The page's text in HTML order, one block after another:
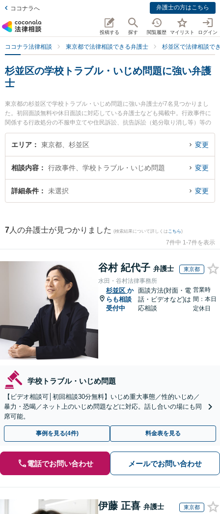
ココナラへ 弁護士の方はこちら
投稿する 探す 閲覧履歴 マイリスト ログイン
ココナラ法律相談 東京都で法律相談できる弁護士 杉並区で法律相談で
杉並区の学校トラブル・いじめ問題に強い弁護
士
東京都の杉並区で学校トラブル・いじめ問題に強い弁護士が7名見つかりまし
た。初回面談無料や休日面談に対応している弁護士なども掲載中。行政事件に
関係する行政処分の不服申立てや住民訴訟、抗告訴訟（処分取り消し等）等の
細かな分野での絞り込み検索もでき便利です。特に弁護士法人KTG 杉並法律事
務所の木村 恒平弁護士や弁護士法人KTG 杉並法律事務所の小島 麗香弁護士、
じめ問題のトラブルを今すぐに弁護士に相談したい』『学校トラブル・いじめ
問題のトラブル解決の実績豊富な近くの弁護士を検索したい』『初回相談無料
で学校トラブル・いじめ問題を法律相談できる杉並区内の弁護士に相談予約し
エリア 東京都、杉並区 変更
相談内容 行政事件、学校トラブル・いじめ問題 変更
詳細条件 未選択 変更
7 人の弁護士が見つかりました (検索結果について詳しくは こちら)
7件中 1-7件を表示
谷村 紀代子 弁護士 東京都
水田・谷村法律事務所
杉並区 か
らも相談
受付中
面談方法(対面・電
話・ビデオなど)は
応相談
営業時
間：本日
定休日
学校トラブル・いじめ問題
【ビデオ相談可│初回相談30分無料】いじめ重大事態／性的いじめ／
暴力・恐喝／ネット上のいじめ問題などに対応。話し合いの場にも同
席可能。
事例を見る(4件) 料金表を見る
電話でお問い合わせ メールでお問い合わせ
伊藤 正喜 弁護士 東京都